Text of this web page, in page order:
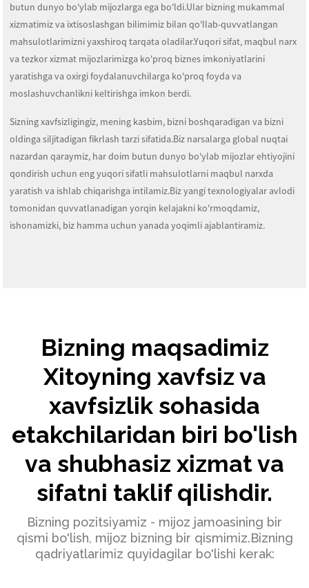
butun dunyo bo'ylab mijozlarga ega bo'ldi.Ular bizning mukammal
xizmatimiz va ixtisoslashgan bilimimiz bilan qo'llab-quvvatlangan
mahsulotlarimizni yaxshiroq tarqata oladilar.Yuqori sifat, maqbul narx
va tezkor xizmat mijozlarimizga ko'proq biznes imkoniyatlarini
yaratishga va oxirgi foydalanuvchilarga ko'proq foyda va
moslashuvchanlikni keltirishga imkon berdi.
Sizning xavfsizligingiz, mening kasbim, bizni boshqaradigan va bizni
oldinga siljitadigan fikrlash tarzi sifatida.Biz narsalarga global nuqtai
nazardan qaraymiz, har doim butun dunyo bo'ylab mijozlar ehtiyojini
qondirish uchun eng yuqori sifatli mahsulotlarni maqbul narxda
yaratish va ishlab chiqarishga intilamiz.Biz yangi texnologiyalar avlodi
tomonidan quvvatlanadigan yorqin kelajakni ko'rmoqdamiz,
ishonamizki, biz hamma uchun yanada yoqimli ajablantiramiz.
Bizning maqsadimiz
Xitoyning xavfsiz va
xavfsizlik sohasida
etakchilaridan biri bo'lish
va shubhasiz xizmat va
sifatni taklif qilishdir.
Bizning pozitsiyamiz - mijoz jamoasining bir
qismi bo'lish, mijoz bizning bir qismimiz.Bizning
qadriyatlarimiz quyidagilar bo'lishi kerak: